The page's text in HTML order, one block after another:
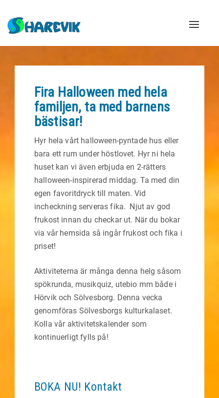
Fira Halloween med hela
familjen, ta med barnens
bästisar!
Hyr hela vårt halloween-pyntade hus eller
bara ett rum under höstlovet. Hyr ni hela
huset kan vi även erbjuda en 2-rätters
halloween-inspirerad middag. Ta med din
egen favoritdryck till maten. Vid
incheckning serveras fika. Njut av god
frukost innan du checkar ut. När du bokar
via vår hemsida så ingår frukost och fika i
priset!
Aktiviteterna är många denna helg såsom
spökrunda, musikquiz, utebio mm både i
Hörvik och Sölvesborg. Denna vecka
genomföras Sölvesborgs kulturkalaset.
Kolla vår aktivitetskalender som
kontinuerligt fylls på!
BOKA NU! Kontakt